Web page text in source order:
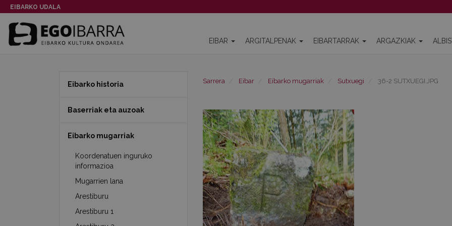
EIBARKO UDALA
EIBAR ARGITALPENAK EIBARTARRAK ARGAZKIAK
Sarrera Eibar Eibarko mugarriak Sutxuegi 36-2 SUTXUEGI.JPG
Eibarko historia
Baserriak eta auzoak
Eibarko mugarriak
Koordenatuen inguruko
informazioa
Mugarrien lana
Arestiburu
Arestiburu 1